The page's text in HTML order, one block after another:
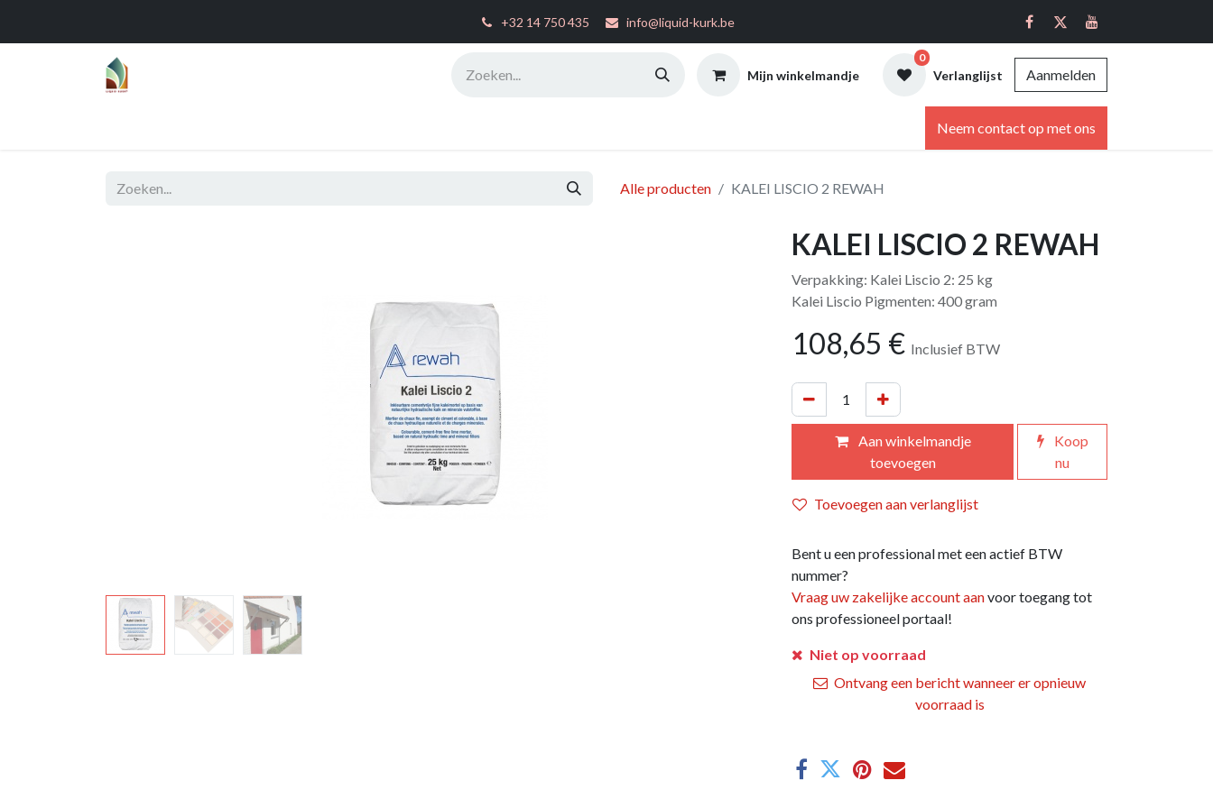
+32 14 750 435 info@liquid-kurk.be
Mijn winkelmandje
0
Verlanglijst Aanmelden
Neem contact op met ons
Alle producten KALEI LISCIO 2 REWAH
KALEI LISCIO 2 REWAH
Verpakking: Kalei Liscio 2: 25 kg
Kalei Liscio Pigmenten: 400 gram
108,65 € Inclusief BTW
Aan winkelmandje
toevoegen
Koop
nu
Toevoegen aan verlanglijst
Bent u een professional met een actief BTW
nummer?
Vraag uw zakelijke account aanvoor toegang tot
ons professioneel portaal!
Niet op voorraad
Ontvang een bericht wanneer er opnieuw
voorraad is